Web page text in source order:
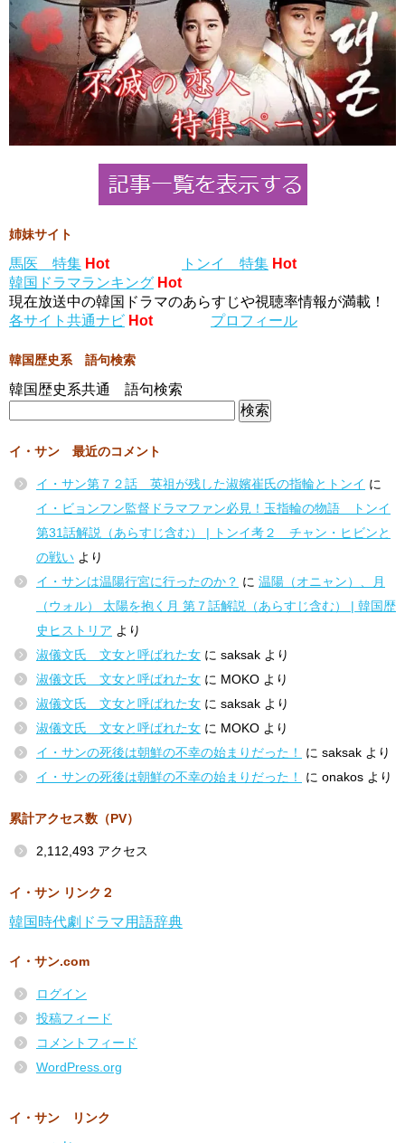
姉妹サイト
馬医 特集 Hot トンイ 特集 Hot
韓国ドラマランキング Hot
現在放送中の韓国ドラマのあらすじや視聴率情報が満載！
各サイト共通ナビ Hot プロフィール
韓国歴史系 語句検索
韓国歴史系共通 語句検索
イ・サン 最近のコメント
イ・サン第７２話 英祖が残した淑嬪崔氏の指輪とトンイ に
イ・ビョンフン監督ドラマファン必見！玉指輪の物語 トンイ
第31話解説（あらすじ含む） | トンイ考２ チャン・ヒビンと
の戦い より
イ・サンは温陽行宮に行ったのか？ に 温陽（オニャン）、月
（ウォル） 太陽を抱く月 第７話解説（あらすじ含む） | 韓国歴
史ヒストリア より
淑儀文氏 文女と呼ばれた女 に saksak より
淑儀文氏 文女と呼ばれた女 に MOKO より
淑儀文氏 文女と呼ばれた女 に saksak より
淑儀文氏 文女と呼ばれた女 に MOKO より
イ・サンの死後は朝鮮の不幸の始まりだった！
に saksak より
イ・サンの死後は朝鮮の不幸の始まりだった！
に onakos より
累計アクセス数（PV）
2,112,493 アクセス
イ・サン リンク２
韓国時代劇ドラマ用語辞典
イ・サン.com
ログイン
投稿フィード
コメントフィード
WordPress.org
イ・サン リンク